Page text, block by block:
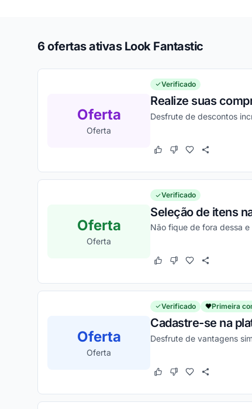
6 ofertas ativas Look Fantastic
Oferta
Oferta
Verificado
Realize suas
Desfrute de descontos
Este cupom funcionou
Este cupom não
Oferta
Oferta
Verificado
Seleção de itens
Não fique de fora dessa
Este cupom funcionou
Este cupom não
Oferta
Oferta
Verificado Primeira
Cadastre-se na
Desfrute de vantagens
Este cupom funcionou
Este cupom não